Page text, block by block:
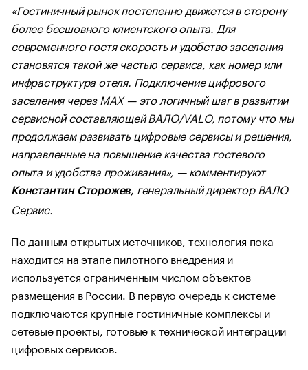
«Гостиничный рынок постепенно движется в сторону
более бесшовного клиентского опыта. Для
современного гостя скорость и удобство заселения
становятся такой же частью сервиса, как номер или
инфраструктура отеля. Подключение цифрового
заселения через MAX — это логичный шаг в развитии
сервисной составляющей ВАЛО/VALO, потому что мы
продолжаем развивать цифровые сервисы и решения,
направленные на повышение качества гостевого
опыта и удобства проживания», — комментируют
Константин Сторожев, генеральный директор ВАЛО
Сервис.
По данным открытых источников, технология пока
находится на этапе пилотного внедрения и
используется ограниченным числом объектов
размещения в России. В первую очередь к системе
подключаются крупные гостиничные комплексы и
сетевые проекты, готовые к технической интеграции
цифровых сервисов.